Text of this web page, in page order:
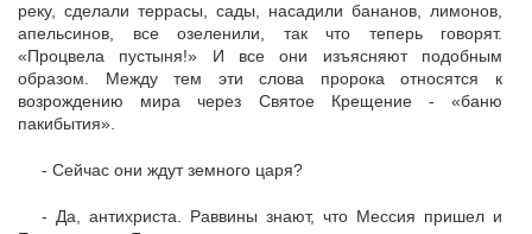
реку, сделали террасы, сады, насадили бананов, лимонов,
апельсинов, все озеленили, так что теперь говорят.
«Процвела пустыня!» И все они изъясняют подобным
образом. Между тем эти слова пророка относятся к
возрождению мира через Святое Крещение - «баню
пакибытия».
- Сейчас они ждут земного царя?
- Да, антихриста. Раввины знают, что Мессия пришел и